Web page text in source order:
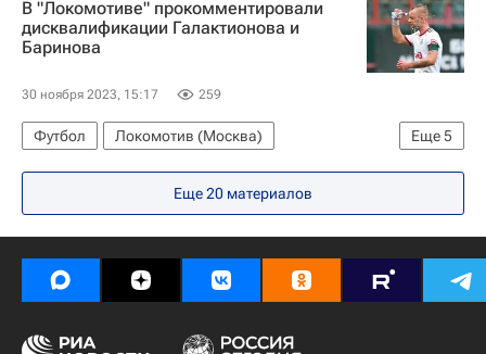
Технологии
В "Локомотиве" прокомментировали
дисквалификации Галактионова и
Баринова
30 ноября 2023, 15:17 259
Еще5
Футбол
Локомотив (Москва)
Крылья Советов
Юрий Нагорных
Михаил Галактионов
РПЛ 2026-2027 (Чемпионат России по футболу)
Еще 20 материалов